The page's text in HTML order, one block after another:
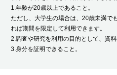
1.年齢が20歳以上であること。
ただし、⼤学生の場合は、20歳未満で
れば期間を限定して利用できます。
2.調査や研究を利⽤の目的として、資
3.身分を証明できること。